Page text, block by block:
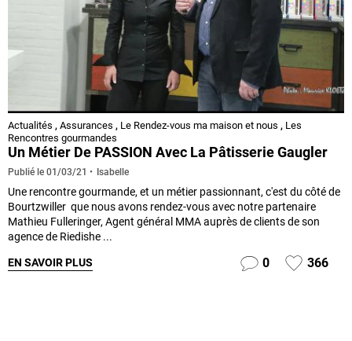
Actualités , Assurances , Le Rendez-vous ma maison et nous , Les
Rencontres gourmandes
Un Métier De PASSION Avec La Pâtisserie Gaugler
Publié le 01/03/21 Isabelle
Une rencontre gourmande, et un métier passionnant, c'est du côté de
Bourtzwiller que nous avons rendez-vous avec notre partenaire
Mathieu Fulleringer, Agent général MMA auprès de clients de son
agence de Riedishe ...
EN SAVOIR PLUS 0 366